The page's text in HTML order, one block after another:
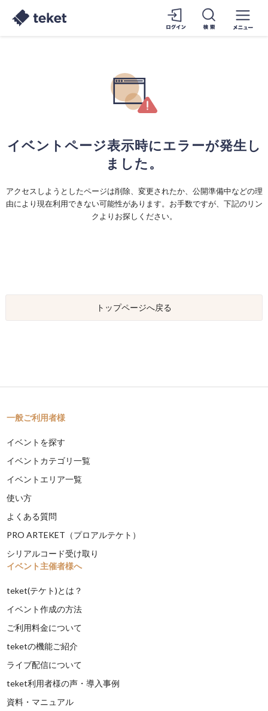
イベントページ表示時にエラーが発生し
ました。
アクセスしようとしたページは削除、変更されたか、公開準備中などの理
由により現在利用できない可能性があります。お手数ですが、下記のリン
クよりお探しください。
トップページへ戻る
一般ご利用者様
イベントを探す
イベントカテゴリ一覧
イベントエリア一覧
使い方
よくある質問
PRO ARTEKET（プロアルテケト）
シリアルコード受け取り
イベント主催者様へ
teket(テケト)とは？
イベント作成の方法
ご利用料金について
teketの機能ご紹介
ライブ配信について
teket利用者様の声・導入事例
資料・マニュアル